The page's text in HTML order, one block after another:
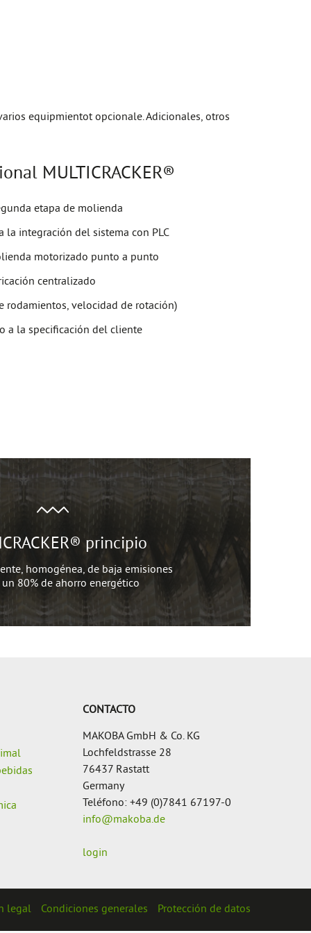
equipmientot opcionale. Adicionales, otros
MULTICRACKER®
etapa de molienda
la integración del sistema con PLC
motorizado punto a punto
centralizado
rodamientos, velocidad de rotación)
a la specificación del cliente
principio
homogénea, de baja emisiones
un 80% de ahorro energético
CONTACTO
MAKOBA GmbH & Co. KG
Lochfeldstrasse 28
76437 Rastatt
Germany
Teléfono: +49 (0)7841 67197-0
info@makoba.de
login
legal Condiciones generales Protección de datos